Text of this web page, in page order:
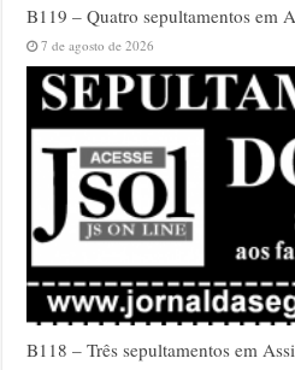
B119 – Quatro sepultamentos em
7 de agosto de 2026
B118 – Três sepultamentos em